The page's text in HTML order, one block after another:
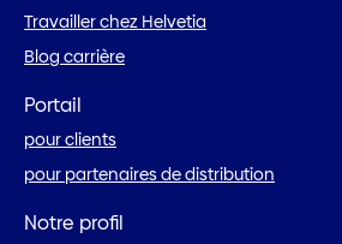
Travailler chez Helvetia
Blog carrière
Portail
pour clients
pour partenaires de distribution
Notre profil